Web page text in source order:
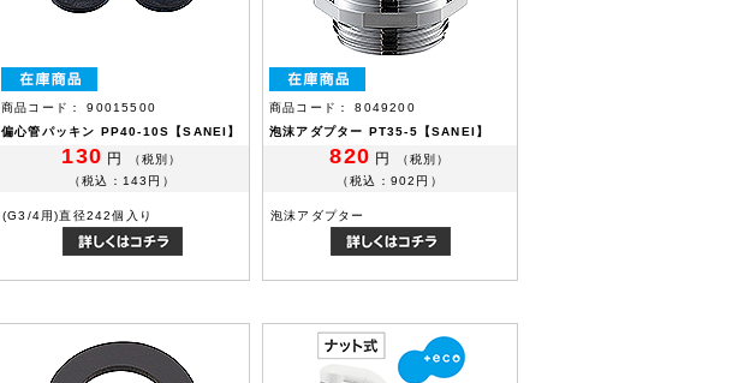
商品コード： 90015500
偏心管パッキン PP40-10S【SANEI】
130 円
（税別）
（税込：143円）
(G3/4用)直径242個入り
商品コード： 8049200
泡沫アダプター PT35-5【SANEI】
820 円
（税別）
（税込：902円）
泡沫アダプター